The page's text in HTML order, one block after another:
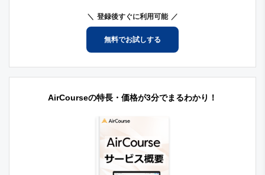
登録後すぐに利用可能
無料でお試しする
AirCourseの特長・価格が3分でまるわかり！